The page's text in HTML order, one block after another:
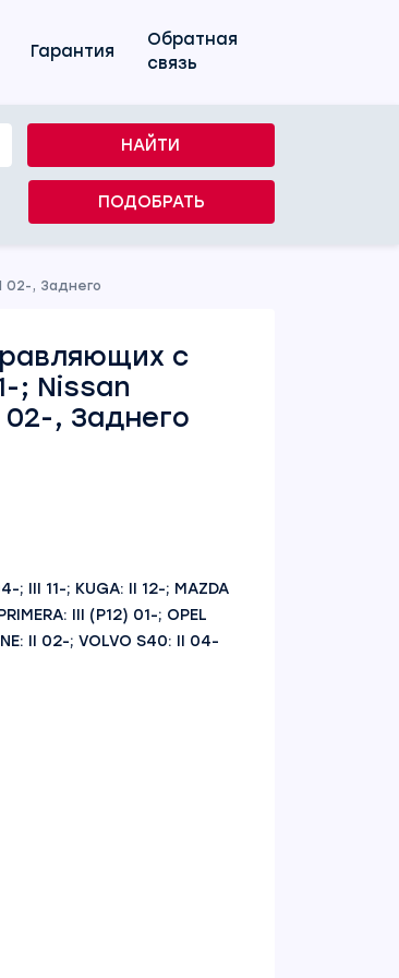
Гарантия
Обратная
связь
НАЙТИ
ПОДОБРАТЬ
02-, Заднего
с
; Nissan
02-, Заднего
; III 11-; KUGA: II 12-; MAZDA
III (P12) 01-; OPEL
II 02-; VOLVO S40: II 04-